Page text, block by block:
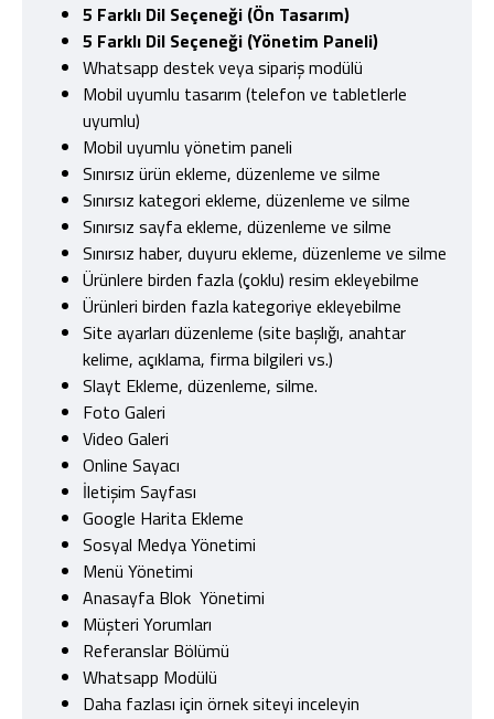
5 Farklı Dil Seçeneği (Ön Tasarım)
5 Farklı Dil Seçeneği (Yönetim Paneli)
Whatsapp destek veya sipariş modülü
Mobil uyumlu tasarım (telefon ve tabletlerle
uyumlu)
Mobil uyumlu yönetim paneli
Sınırsız ürün ekleme, düzenleme ve silme
Sınırsız kategori ekleme, düzenleme ve silme
Sınırsız sayfa ekleme, düzenleme ve silme
Sınırsız haber, duyuru ekleme, düzenleme ve silme
Ürünlere birden fazla (çoklu) resim ekleyebilme
Ürünleri birden fazla kategoriye ekleyebilme
Site ayarları düzenleme (site başlığı, anahtar
kelime, açıklama, firma bilgileri vs.)
Slayt Ekleme, düzenleme, silme.
Foto Galeri
Video Galeri
Online Sayacı
İletişim Sayfası
Google Harita Ekleme
Sosyal Medya Yönetimi
Menü Yönetimi
Anasayfa Blok Yönetimi
Müşteri Yorumları
Referanslar Bölümü
Whatsapp Modülü
Daha fazlası için örnek siteyi inceleyin